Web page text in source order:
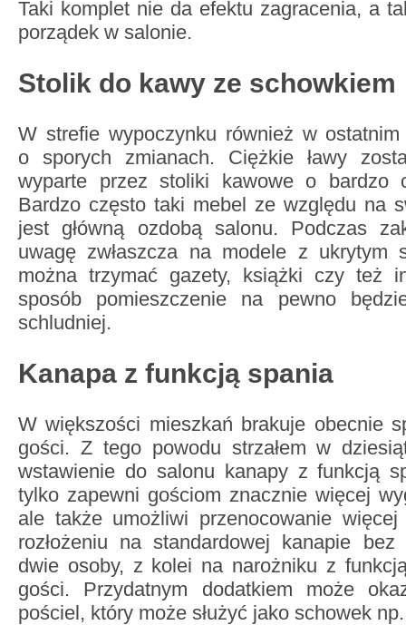
Taki komplet nie da efektu zagracenia, a
porządek w salonie.
Stolik do kawy ze schowkiem
W strefie wypoczynku również w
o sporych zmianach. Ciężkie ławy
wyparte przez stoliki kawowe o bardzo
Bardzo często taki mebel ze względu na
jest główną ozdobą salonu. Podczas
uwagę zwłaszcza na modele z ukrytym
można trzymać gazety, książki czy też
sposób pomieszczenie na pewno
schludniej.
Kanapa z funkcją spania
W większości mieszkań brakuje obecnie
gości. Z tego powodu strzałem w
wstawienie do salonu kanapy z funkcją
tylko zapewni gościom znacznie więcej
ale także umożliwi przenocowanie
rozłożeniu na standardowej kanapie
dwie osoby, z kolei na narożniku z
gości. Przydatnym dodatkiem może
pościel, który może służyć jako schowek